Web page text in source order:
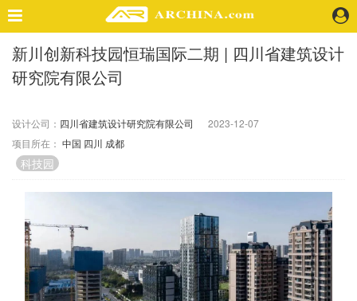
精选案例
建 筑
室 内
视 频
头条资讯
业 界
机 构
人 物
地 产
新川创新科技园恒瑞国际二期 | 四川省建筑设计
研究院有限公司
设计公司： 四川省建筑设计研究院有限公司
2023-12-07
项目所在： 中国 四川 成都
科技园